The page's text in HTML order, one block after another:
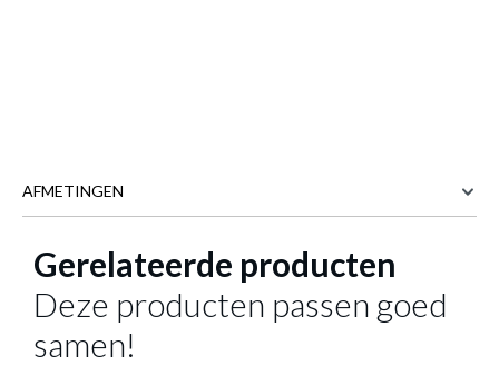
AFMETINGEN
BREEDTE 40 cm
40 cm
Meer afmetingen
Gerelateerde producten
Deze producten passen goed
samen!